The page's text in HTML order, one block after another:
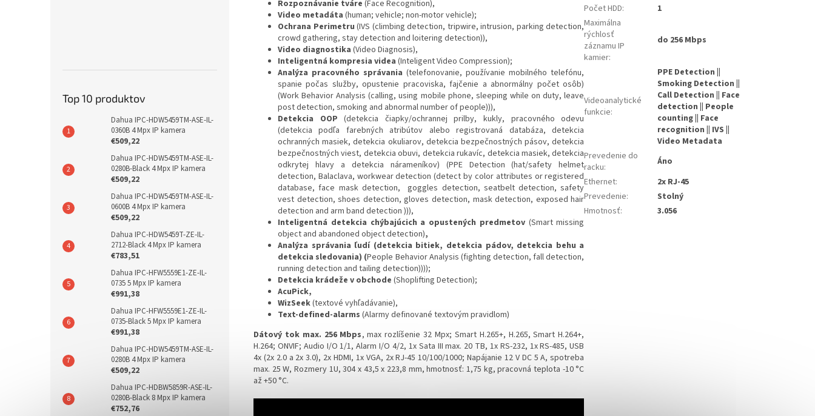
Top 10 produktov
Dahua IPC-HDW5459TM-ASE-IL-
0360B 4 Mpx IP kamera
€509,22
Dahua IPC-HDW5459TM-ASE-IL-
0280B-Black 4 Mpx IP kamera
€509,22
Dahua IPC-HDW5459TM-ASE-IL-
0600B 4 Mpx IP kamera
€509,22
Dahua IPC-HDW5459T-ZE-IL-
2712-Black 4 Mpx IP kamera
€783,51
Dahua IPC-HFW5559E1-ZE-IL-
0735 5 Mpx IP kamera
€991,38
Dahua IPC-HFW5559E1-ZE-IL-
0735-Black 5 Mpx IP kamera
€991,38
Dahua IPC-HDW5459TM-ASE-IL-
0280B 4 Mpx IP kamera
€509,22
Dahua IPC-HDBW5859R-ASE-IL-
0280B-Black 8 Mpx IP kamera
€752,76
Rozpoznávanie tváre (Face Recognition),
Video metadáta (human; vehicle; non-motor vehicle);
Ochrana Perimetru (IVS (climbing detection, tripwire, intrusion, parking detection,
crowd gathering, stay detection and loitering detection)),
Video diagnostika (Video Diagnosis),
Inteligentná kompresia videa (Inteligent Video Compression);
Analýza pracovného správania (telefonovanie, používanie mobilného telefónu,
spanie počas služby, opustenie pracoviska, fajčenie a abnormálny počet osôb)
(Work Behavior Analysis (calling, using mobile phone, sleeping while on duty, leave
post detection, smoking and abnormal number of people))),
Detekcia OOP (detekcia čiapky/ochrannej prilby, kukly, pracovného odevu
(detekcia podľa farebných atribútov alebo registrovaná databáza, detekcia
ochranných masiek, detekcia okuliarov, detekcia bezpečnostných pásov, detekcia
bezpečnostných viest, detekcia obuvi, detekcia rukavíc, detekcia masiek, detekcia
odkrytej hlavy a detekcia nárameníkov) (PPE Detection (hat/safety helmet
detection, Balaclava, workwear detection (detect by color attributes or registered
database, face mask detection, goggles detection, seatbelt detection, safety
vest detection, shoes detection, gloves detection, mask detection, exposed hair
detection and arm band detection ))),
Inteligentná detekcia chýbajúcich a opustených predmetov(Smart missing
object and abandoned object detection),
Analýza správania ľudí (detekcia bitiek, detekcia pádov, detekcia behu a
detekcia sledovania) (People Behavior Analysis (fighting detection, fall detection,
running detection and tailing detection))));
Detekcia krádeže v obchode (Shoplifting Detection);
AcuPick,
WizSeek(textové vyhľadávanie),
Text-defined-alarms (Alarmy definované textovým pravidlom)
Dátový tok max. 256 Mbps, max rozlíšenie 32 Mpx; Smart H.265+, H.265, Smart H.264+,
H.264; ONVIF; Audio I/O 1/1, Alarm I/O 4/2, 1x Sata III max. 20 TB, 1x RS-232, 1x RS-485, USB
4x (2x 2.0 a 2x 3.0), 2x HDMI, 1x VGA, 2x RJ-45 10/100/1000; Napájanie 12 V DC 5 A, spotreba
max. 25 W, Rozmery 1U, 304 x 43,5 x 223,8 mm, hmotnosť: 1,75 kg, pracovná teplota -10 °C
až +50 °C.
Počet HDD:
1
Maximálna
rýchlosť
záznamu IP
kamier:
do 256 Mbps
Videoanalytické
funkcie:
PPE Detection ||
Smoking Detection ||
Call Detection || Face
detection || People
counting || Face
recognition || IVS ||
Video Metadata
Prevedenie do
racku:
Áno
Ethernet:
2x RJ-45
Prevedenie:
Stolný
Hmotnosť: 3.056